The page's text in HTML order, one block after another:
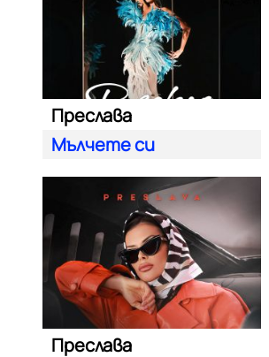
Преслава
Мълчете си
Преслава